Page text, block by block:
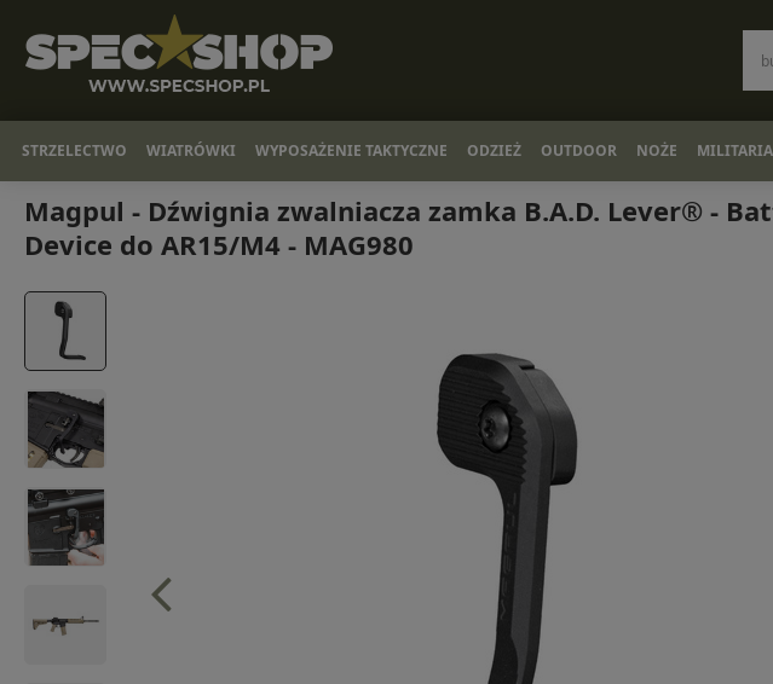
STRZELECTWO WIATRÓWKI WYPOSAŻENIE TAKTYCZNE ODZIEŻ OUTDOOR NOŻE MILITARIA
Magpul - Dźwignia zwalniacza zamka B.A.D. Lever® -
Device do AR15/M4 - MAG980